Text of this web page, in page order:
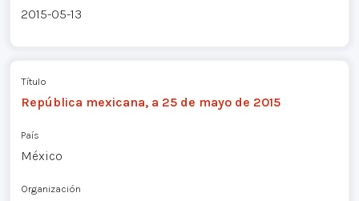
2015-05-13
Título
República mexicana, a 25 de mayo de 2015
País
México
Organización